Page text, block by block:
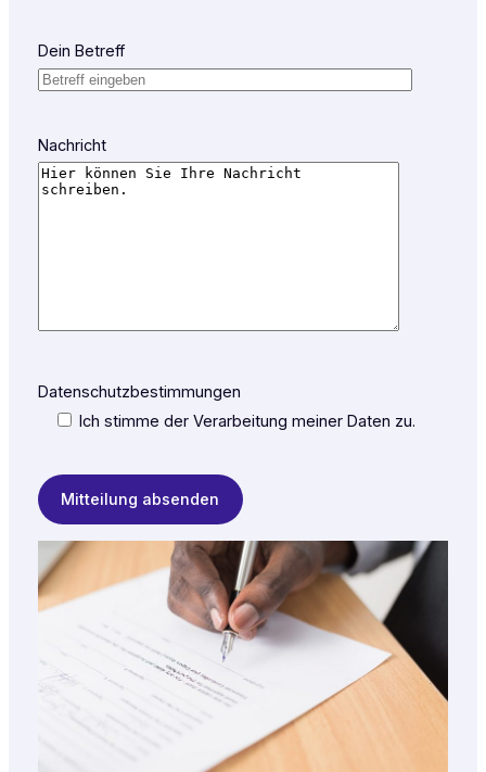
Dein Betreff
Nachricht
Datenschutzbestimmungen
Ich stimme der Verarbeitung meiner Daten zu.